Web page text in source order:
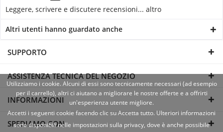
Leggere, scrivere e discutere recensioni... altro
Altri utenti hanno guardato anche
SUPPORTO
ASSISTENZA TECNICA DEL NEGOZIO
INFORMAZIONI
SPEDIAMO CON
Utilizziamo i cookie. Alcuni di essi sono tecnicamente necessari (ad esempio
per il carrello), altri ci aiutano a migliorare le nostre offerte e a offrirti
un'esperienza utente migliore.
Accetti i seguenti cookie facendo clic su Accetta tutto. Ulteriori informazioni
sono disponibili nelle impostazioni sulla privacy, dove è anche possibile